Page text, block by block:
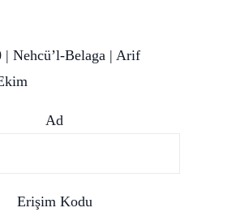
| Nehcü’l-Belaga | Arif
Ad
Erişim Kodu